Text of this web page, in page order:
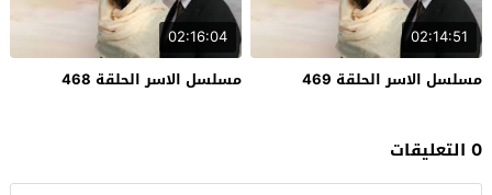
02:14:51
مسلسل الاسر الحلقة 469
02:16:04
مسلسل الاسر الحلقة 468
0 التعليقات